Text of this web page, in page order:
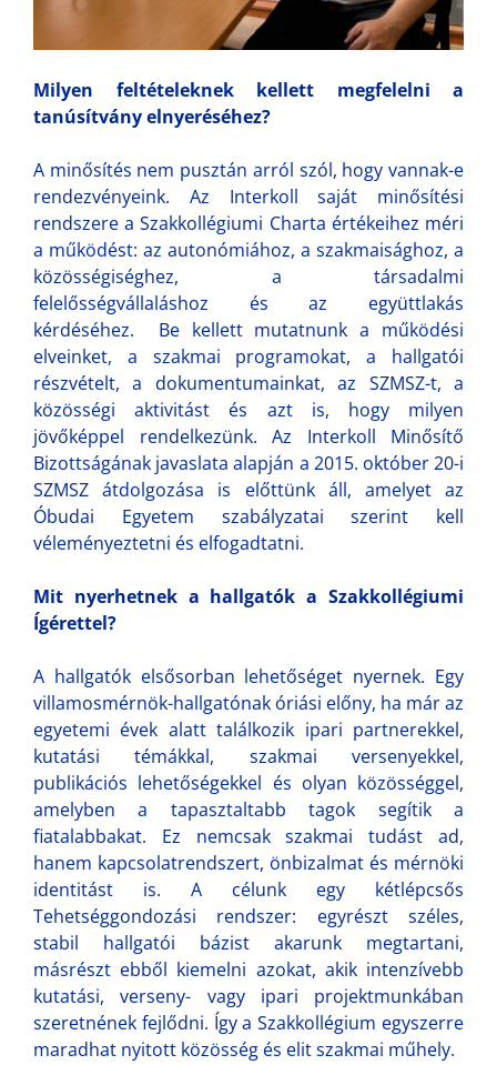
Milyen feltételeknek kellett megfelelni a
tanúsítvány elnyeréséhez?
A minősítés nem pusztán arról szól, hogy vannak-e
rendezvényeink. Az Interkoll saját minősítési
rendszere a Szakkollégiumi Charta értékeihez méri
a működést: az autonómiához, a szakmaisághoz, a
közösségiséghez, a társadalmi
felelősségvállaláshoz és az együttlakás
kérdéséhez. Be kellett mutatnunk a működési
elveinket, a szakmai programokat, a hallgatói
részvételt, a dokumentumainkat, az SZMSZ-t, a
közösségi aktivitást és azt is, hogy milyen
jövőképpel rendelkezünk. Az Interkoll Minősítő
Bizottságának javaslata alapján a 2015. október 20-i
SZMSZ átdolgozása is előttünk áll, amelyet az
Óbudai Egyetem szabályzatai szerint kell
véleményeztetni és elfogadtatni.
Mit nyerhetnek a hallgatók a Szakkollégiumi
Ígérettel?
A hallgatók elsősorban lehetőséget nyernek. Egy
villamosmérnök-hallgatónak óriási előny, ha már az
egyetemi évek alatt találkozik ipari partnerekkel,
kutatási témákkal, szakmai versenyekkel,
publikációs lehetőségekkel és olyan közösséggel,
amelyben a tapasztaltabb tagok segítik a
fiatalabbakat. Ez nemcsak szakmai tudást ad,
hanem kapcsolatrendszert, önbizalmat és mérnöki
identitást is. A célunk egy kétlépcsős
Tehetséggondozási rendszer: egyrészt széles,
stabil hallgatói bázist akarunk megtartani,
másrészt ebből kiemelni azokat, akik intenzívebb
kutatási, verseny- vagy ipari projektmunkában
szeretnének fejlődni. Így a Szakkollégium egyszerre
maradhat nyitott közösség és elit szakmai műhely.